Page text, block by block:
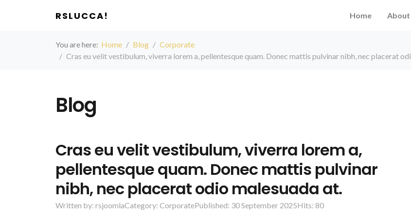
RSLUCCA! Home About
You are here: Home Blog
Corporate
Cras eu velit vestibulum, viverra lorem a, pellentesque quam. Donec mattis pulvinar nibh, nec placerat
Blog
Cras eu velit vestibulum, viverra lorem a,
pellentesque quam. Donec mattis pulvinar
nibh, nec placerat odio malesuada at.
Written by: rsjoomlaCategory: CorporatePublished: 30 September 2025Hits: 80